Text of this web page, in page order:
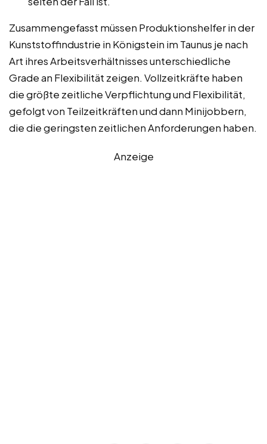
Zusammengefasst müssen Produktionshelfer in der
Kunststoffindustrie in Königstein im Taunus je nach
Art ihres Arbeitsverhältnisses unterschiedliche
Grade an Flexibilität zeigen. Vollzeitkräfte haben
die größte zeitliche Verpflichtung und Flexibilität,
gefolgt von Teilzeitkräften und dann Minijobbern,
die die geringsten zeitlichen Anforderungen haben.
Anzeige